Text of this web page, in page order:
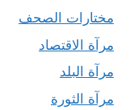
مختارات الصحف
مرآة الاقتصاد
مرآة البلد
مرآة الثورة